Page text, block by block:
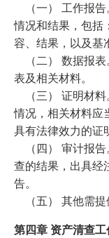
（一） 工作报告
情况和结果，包括
容、结果，以及基
（二） 数据报表
表及相关材料。
（三） 证明材料
情况，相关材料应
具有法律效力的证
（四） 审计报告
查的结果，出具经
告。
（五） 其他需提
第四章 资产清查